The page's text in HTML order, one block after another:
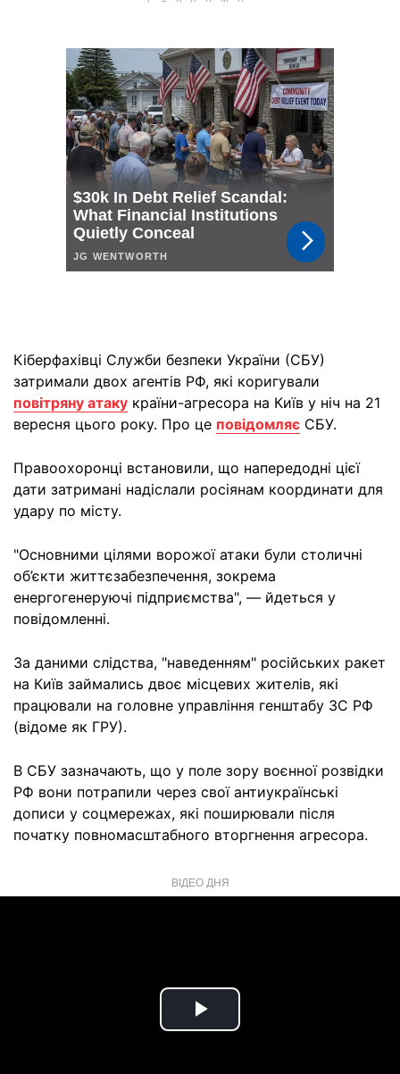
Кіберфахівці Служби безпеки України (СБУ)
затримали двох агентів РФ, які коригували
повітряну атаку країни-агресора на Київ у ніч на 21
вересня цього року. Про це повідомляє СБУ.
Правоохоронці встановили, що напередодні цієї
дати затримані надіслали росіянам координати для
удару по місту.
"Основними цілями ворожої атаки були столичні
об’єкти життєзабезпечення, зокрема
енергогенеруючі підприємства", — йдеться у
повідомленні.
За даними слідства, "наведенням" російських ракет
на Київ займались двоє місцевих жителів, які
працювали на головне управління генштабу ЗС РФ
(відоме як ГРУ).
В СБУ зазначають, що у поле зору воєнної розвідки
РФ вони потрапили через свої антиукраїнські
дописи у соцмережах, які поширювали після
початку повномасштабного вторгнення агресора.
ВІДЕО ДНЯ
Play